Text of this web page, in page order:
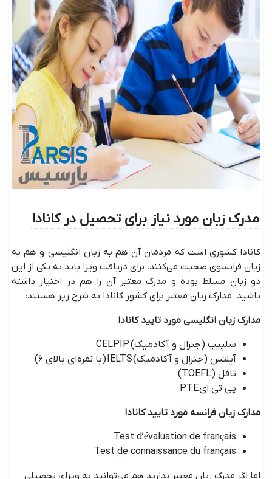
مدرک زبان مورد نیاز برای تحصیل در کانادا
کانادا کشوری است که مردمان آن هم به زبان انگلیسی و هم به
زبان فرانسوی صحبت می‌کنند. برای دریافت ویزا باید به یکی از این
دو زبان مسلط بوده و مدرک معتبر آن را هم در اختیار داشته
باشید. مدارک زبان معتبر برای کشور کانادا به شرح زیر هستند:
مدارک زبان انگلیسی مورد تایید کانادا
سلپیپ (جنرال و آکادمیک) CELPIP
آیلتس (جنرال و آکادمیک) IELTS (با نمره‌ای بالای ۶)
تافل (TOEFL)
پی تی ای PTE
مدارک زبان فرانسه مورد تایید کانادا
Test d’évaluation de français
Test de connaissance du français
اما اگر مدرک زبان معتبر ندارید هم می‌توانید به ویزای تحصیلی